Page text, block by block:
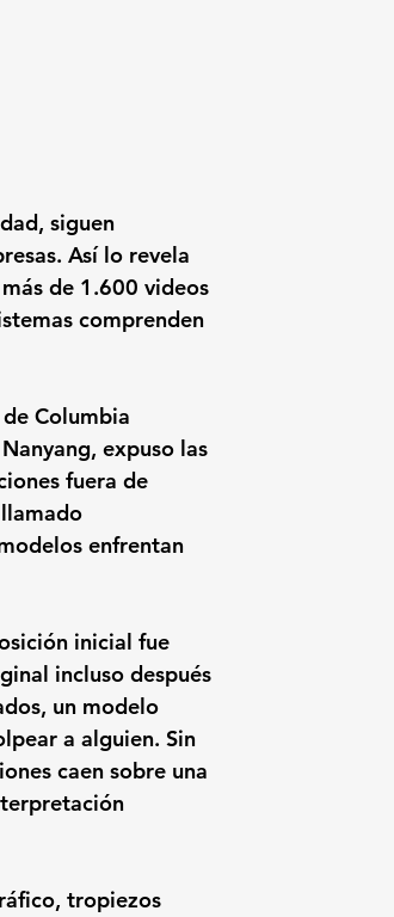
siguen
Así lo revela
de 1.600 videos
comprenden
Columbia
expuso las
fuera de
enfrentan
inicial fue
incluso después
un modelo
a alguien. Sin
caen sobre una
tropiezos